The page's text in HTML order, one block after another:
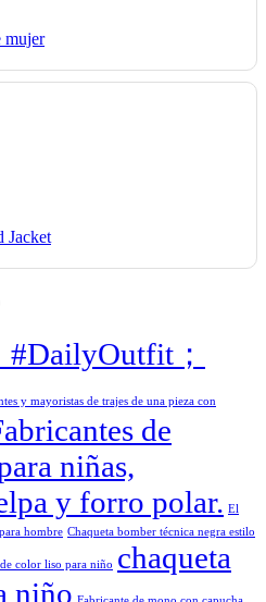
mujer
Jacket
#DailyOutfit；
y mayoristas de trajes de una pieza con
de
niñas,
y forro polar. El
hombre Chaqueta bomber técnica negra estilo
color liso para niño chaqueta
niño